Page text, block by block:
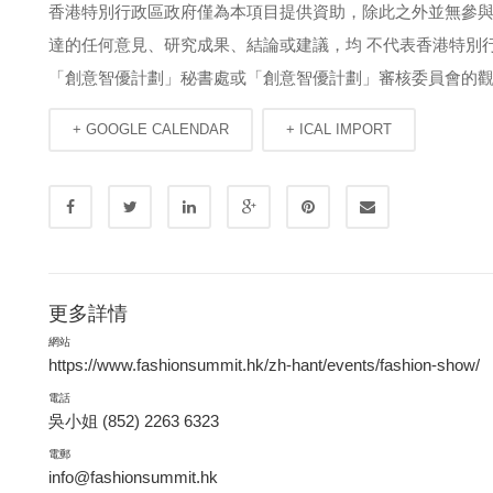
香港特別行政區政府僅為本項目提供資助，除此之外並無參
達的任何意見、研究成果、結論或建議，均 不代表香港特
「創意智優計劃」秘書處或「創意智優計劃」審核委員會的
+ GOOGLE CALENDAR + ICAL IMPORT
更多詳情
網站
https://www.fashionsummit.hk/zh-hant/events/fashion-show/
電話
吳小姐 (852) 2263 6323
電郵
info@fashionsummit.hk